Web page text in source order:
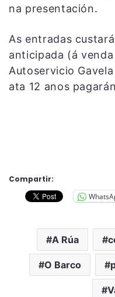
na presentación.
As entradas
anticipada (á
Autoservicio
ata 12 anos
Compartir:
A Rúa
O Barco